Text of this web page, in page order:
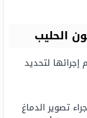
الحليب
لتحديد
تصوير الدماغ